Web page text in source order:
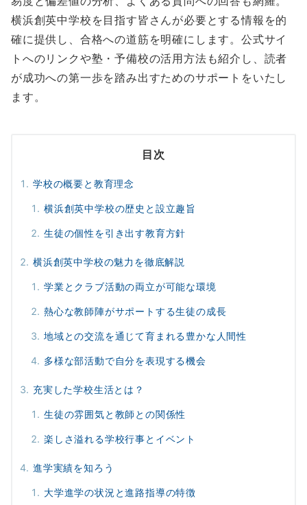
横浜創英中学校を目指す皆さんが必要とする情報を的
確に提供し、合格への道筋を明確にします。公式サイ
トへのリンクや塾・予備校の活用方法も紹介し、読者
が成功への第一歩を踏み出すためのサポートをいたし
ます。
目次
学校の概要と教育理念
横浜創英中学校の歴史と設立趣旨
生徒の個性を引き出す教育方針
横浜創英中学校の魅力を徹底解説
学業とクラブ活動の両立が可能な環境
熱心な教師陣がサポートする生徒の成長
地域との交流を通じて育まれる豊かな人間性
多様な部活動で自分を表現する機会
充実した学校生活とは？
生徒の雰囲気と教師との関係性
楽しさ溢れる学校行事とイベント
進学実績を知ろう
大学進学の状況と進路指導の特徴